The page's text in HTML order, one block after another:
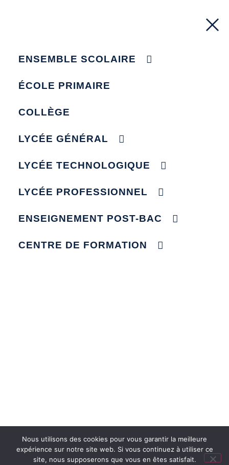
ENSEMBLE SCOLAIRE
ÉCOLE PRIMAIRE
COLLÈGE
LYCÉE GÉNÉRAL
LYCÉE TECHNOLOGIQUE
LYCÉE PROFESSIONNEL
ENSEIGNEMENT POST-BAC
CENTRE DE FORMATION
Nous utilisons des cookies pour vous garantir la meilleure
expérience sur notre site web. Si vous continuez à utiliser ce
site, nous supposerons que vous en êtes satisfait.